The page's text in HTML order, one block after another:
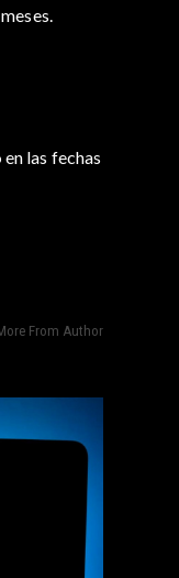
en las fechas
From Author